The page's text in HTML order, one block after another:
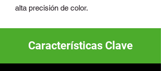
alta precisión de color.
Características Clave